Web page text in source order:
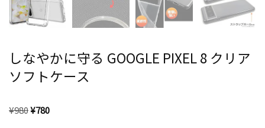
しなやかに守る GOOGLE PIXEL 8 クリア
ソフトケース
¥980¥780